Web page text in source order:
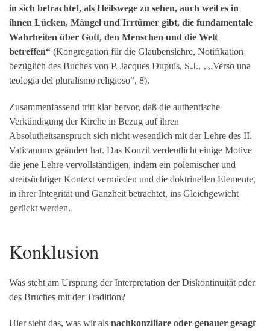
in sich betrachtet, als Heilswege zu sehen, auch weil es in
ihnen Lücken, Mängel und Irrtümer gibt, die fundamentale
Wahrheiten über Gott, den Menschen und die Welt
betreffen“ (Kongregation für die Glaubenslehre, Notifikation
bezüglich des Buches von P. Jacques Dupuis, S.J., ‚ „Verso una
teologia del pluralismo religioso“, 8).
Zusammenfassend tritt klar hervor, daß die authentische
Verkündigung der Kirche in Bezug auf ihren
Absolutheitsanspruch sich nicht wesentlich mit der Lehre des II.
Vaticanums geändert hat. Das Konzil verdeutlicht einige Motive
die jene Lehre vervollständigen, indem ein polemischer und
streitsüchtiger Kontext vermieden und die doktrinellen Elemente,
in ihrer Integrität und Ganzheit betrachtet, ins Gleichgewicht
gerückt werden.
Konklusion
Was steht am Ursprung der Interpretation der Diskontinuität oder
des Bruches mit der Tradition?
Hier steht das, was wir als nachkonziliare oder genauer gesagt